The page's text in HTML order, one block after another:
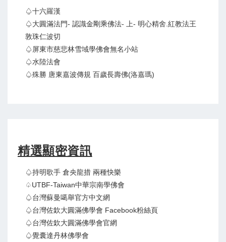
♤十六羅漢
♤大圓滿法門- 認識金剛乘佛法- 上- 明心精舍.紅教法王
敦珠仁波切
♤屏東市慈悲林雪域學佛會無名小站
♤水陸法會
♤殊勝 唐東嘉波傳規 百歲長壽佛(洛嘉瑪)
精選顯密資訊
♤持明歌手 倉央龍措 兩種快樂
♤UTBF-Taiwan中華宗南學佛會
♤台灣蘇曼噶舉官方中文網
♤台灣佐欽大圓滿佛學會 Facebook粉絲頁
♤台灣佐欽大圓滿佛學會官網
♤覺囊達丹林佛學會